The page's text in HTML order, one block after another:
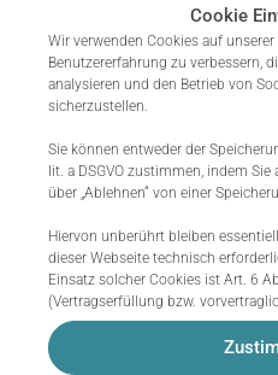
Cookie
Wir verwenden Cookies auf
Benutzererfahrung zu verbessern,
analysieren und den Betrieb von
sicherzustellen.
Sie können entweder der
lit. a DSGVO zustimmen, indem Sie
über „Ablehnen“ von einer
Hiervon unberührt bleiben
dieser Webseite technisch
Einsatz solcher Cookies ist Art. 6
(Vertragserfüllung bzw.
E-Mail*
Wunschposition und -